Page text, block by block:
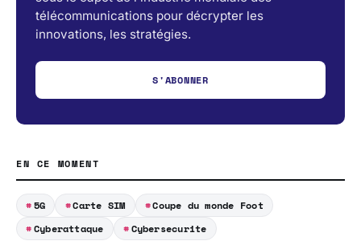
télécommunications pour décrypter les
innovations, les stratégies.
S'ABONNER
EN CE MOMENT
5G Carte SIM
Coupe du monde Foot
Cyberattaque
Cybersecurite